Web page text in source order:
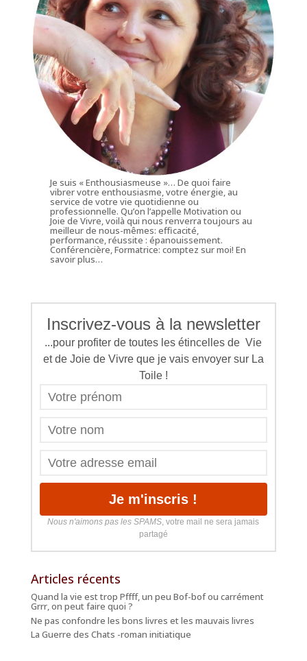
Je suis « Enthousiasmeuse »… De quoi faire
vibrer votre enthousiasme, votre énergie, au
service de votre vie quotidienne ou
professionnelle. Qu’on l’appelle Motivation ou
Joie de Vivre, voilà qui nous renverra toujours au
meilleur de nous-mêmes: efficacité,
performance, réussite : épanouissement.
Conférencière, Formatrice: comptez sur moi!En
savoir plus…
Inscrivez-vous à la newsletter
...pour profiter de toutes les étincelles de Vie
et de Joie de Vivre que je vais envoyer sur La
Toile !
Nous n'aimons pas les SPAMS, votre mail ne sera jamais
partagé
Articles récents
Quand la vie est trop Pffff, un peu Bof-bof ou carrément
Grrr, on peut faire quoi ?
Ne pas confondre les bons livres et les mauvais livres
La Guerre des Chats -roman initiatique